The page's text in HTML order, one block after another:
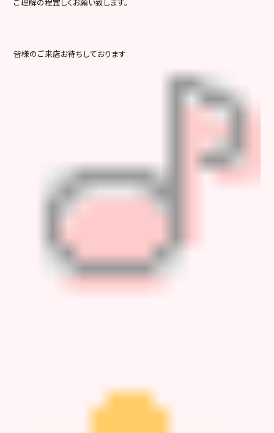
皆様のご来店お待ちしております